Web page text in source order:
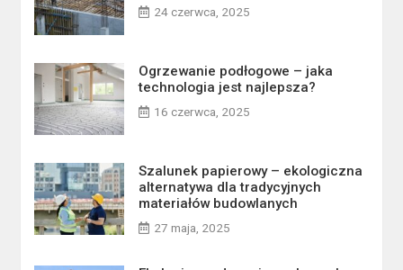
24 czerwca, 2025
Ogrzewanie podłogowe – jaka
technologia jest najlepsza?
16 czerwca, 2025
Szalunek papierowy – ekologiczna
alternatywa dla tradycyjnych
materiałów budowlanych
27 maja, 2025